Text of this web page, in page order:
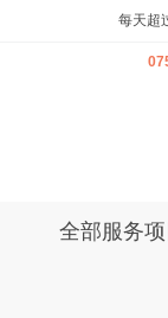
每天超
全部服务项